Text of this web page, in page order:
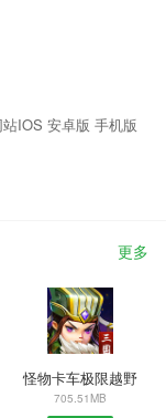
IOS 安卓版 手机版
更多
怪物卡车极限越野
705.51MB